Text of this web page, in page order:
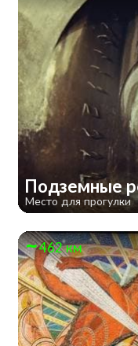
Подземные
Место для прогулки
462 км